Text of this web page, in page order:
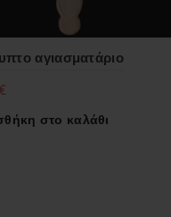
αγιασματάριο
στο καλάθι